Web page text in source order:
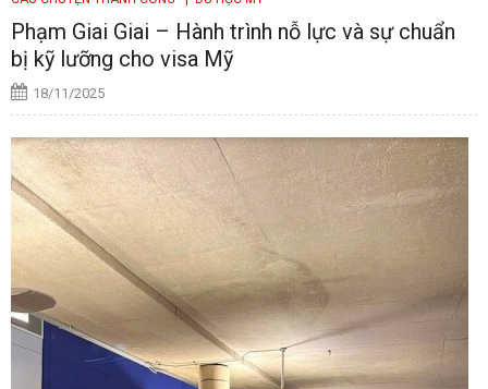
Phạm Giai Giai – Hành trình nỗ lực và sự chuẩn
bị kỹ lưỡng cho visa Mỹ
18/11/2025